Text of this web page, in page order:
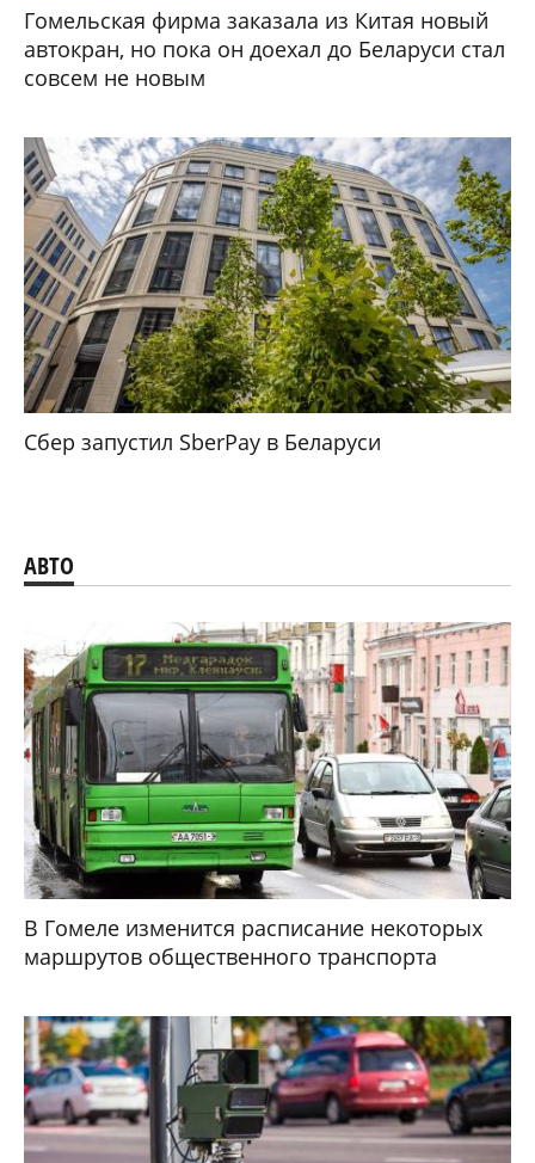
Гомельская фирма заказала из Китая новый
автокран, но пока он доехал до Беларуси стал
совсем не новым
Сбер запустил SberPay в Беларуси
АВТО
В Гомеле изменится расписание некоторых
маршрутов общественного транспорта